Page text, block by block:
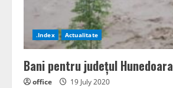
.Index Actualitate
Bani pentru județul Hunedoara
office 19 July 2020